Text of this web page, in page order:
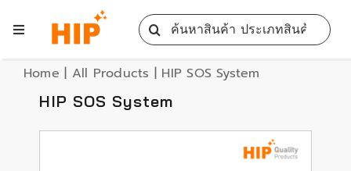
Toggle
Home
Search
for:
Home | All Products | HIP SOS System
HIP SOS System